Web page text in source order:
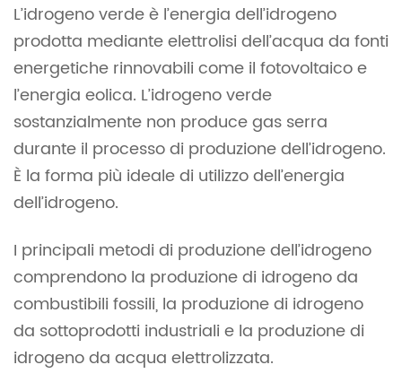
L’idrogeno verde è l’energia dell’idrogeno
prodotta mediante elettrolisi dell’acqua da fonti
energetiche rinnovabili come il fotovoltaico e
l’energia eolica. L’idrogeno verde
sostanzialmente non produce gas serra
durante il processo di produzione dell’idrogeno.
È la forma più ideale di utilizzo dell’energia
dell’idrogeno.
I principali metodi di produzione dell’idrogeno
comprendono la produzione di idrogeno da
combustibili fossili, la produzione di idrogeno
da sottoprodotti industriali e la produzione di
idrogeno da acqua elettrolizzata.